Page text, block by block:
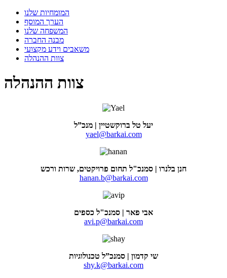
המומחיות שלנו
הערך המוסף
המשפחה שלנו
מבנה החברה
משאבים וידע מקצועי
צוות ההנהלה
צוות ההנהלה
יעל טל ברוקשטיין | מנכ”ל
yael@barkai.com
חנן בלנרו | סמנכ"ל תחום פרויקטים, שרות ורכש
hanan.b@barkai.com
אבי פאר | סמנכ"ל כספים
avi.p@barkai.com
שי קדמון | סמנכ”ל טכנולוגיות
shy.k@barkai.com